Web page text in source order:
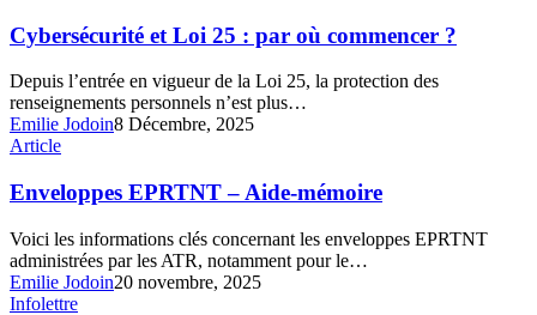
Loi
25
:
par
où
commencer
?
Cybersécurité et Loi 25 : par où commencer ?
Depuis l’entrée en vigueur de la Loi 25, la protection des
renseignements personnels n’est plus…
Emilie Jodoin8 Décembre, 2025
Enveloppes
–
Aide-
mémoire
Article
Enveloppes EPRTNT – Aide-mémoire
Voici les informations clés concernant les enveloppes EPRTNT
administrées par les ATR, notamment pour le…
Emilie Jodoin20 novembre, 2025
Le
Infolettre